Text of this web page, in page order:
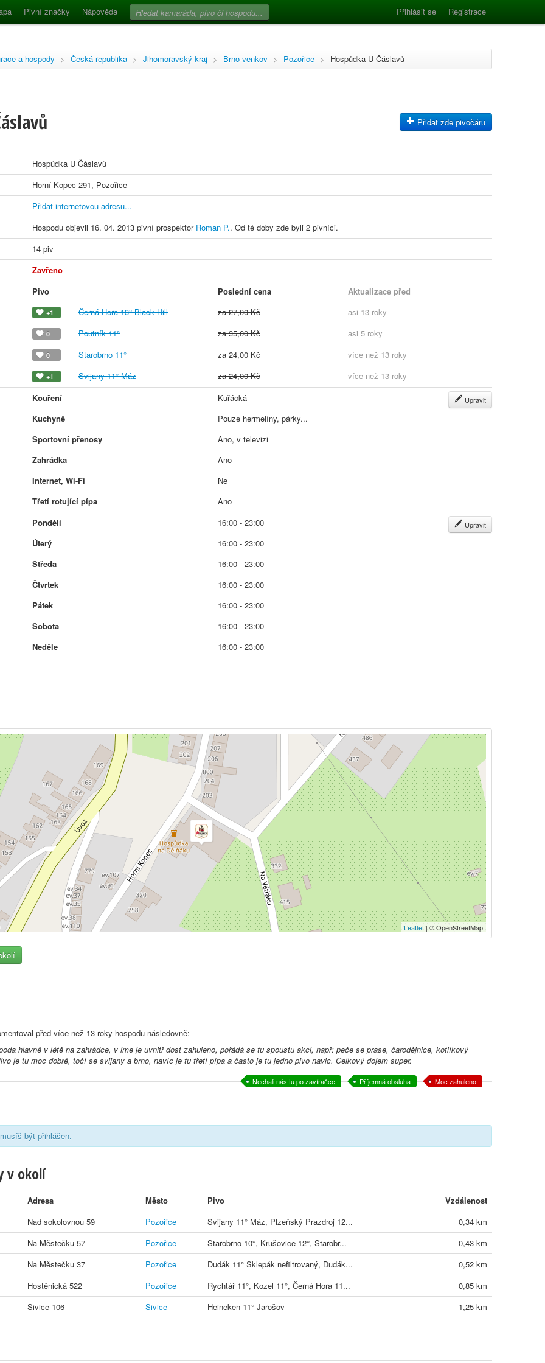
Pivní značky Nápověda Přihlásit se Registrace
a hospody > Česká republika > Jihomoravský kraj > Brno-venkov > Pozořice > Hospůdka U Čáslavů
Přidat zde pivočáru
Hospůdka U Čáslavů
Horní Kopec 291, Pozořice
Přidat internetovou adresu...
Hospodu objevil 16. 04. 2013 pivní prospektor Roman P.. Od té doby zde byli 2 pivníci.
14 piv
Zavřeno
Pivo Poslední cena Aktualizace před
+1 Černá Hora 13° Black Hill za 27,00 Kč asi 13 roky
0 Poutník 11° za 35,00 Kč asi 5 roky
0 Starobrno 11° za 24,00 Kč více než 13 roky
+1 Svijany 11° Máz za 24,00 Kč
více než 13 roky
Upravit
Kouření
Kuřácká
Kuchyně
Pouze hermelíny, párky...
Sportovní přenosy
Ano, v televizi
Zahrádka
Ano
Internet, Wi-Fi
Ne
Třetí rotující pípa
Ano
Upravit
Pondělí
16:00 - 23:00
Úterý
16:00 - 23:00
Středa
16:00 - 23:00
Čtvrtek
16:00 - 23:00
Pátek
16:00 - 23:00
Sobota
16:00 - 23:00
Neděle
16:00 - 23:00
Leaflet | © OpenStreetMap
před více než 13 roky hospodu následovně:
hlavně v létě na zahrádce, v ime je uvnitř dost zahuleno, pořádá se tu spoustu akci, např: peče se prase, čarodějnice, kotlíkový
je tu moc dobré, točí se svijany a brno, navíc je tu třetí pípa a často je tu jedno pivo navic. Celkový dojem super.
Nechali nás tu po zavíračce Příjemná obsluha Moc zahuleno
být přihlášen.
v okolí
Adresa Město Pivo
Vzdálenost
Nad sokolovnou 59 Pozořice Svijany 11° Máz, Plzeňský Prazdroj 12...
0,34 km
Na Městečku 57 Pozořice Starobrno 10°, Krušovice 12°, Starobr...
0,43 km
Na Městečku 37 Pozořice Dudák 11° Sklepák nefiltrovaný, Dudák...
0,52 km
Hostěnická 522 Pozořice Rychtář 11°, Kozel 11°, Černá Hora 11...
0,85 km
Sivice 106 Sivice Heineken 11° Jarošov 1,25 km